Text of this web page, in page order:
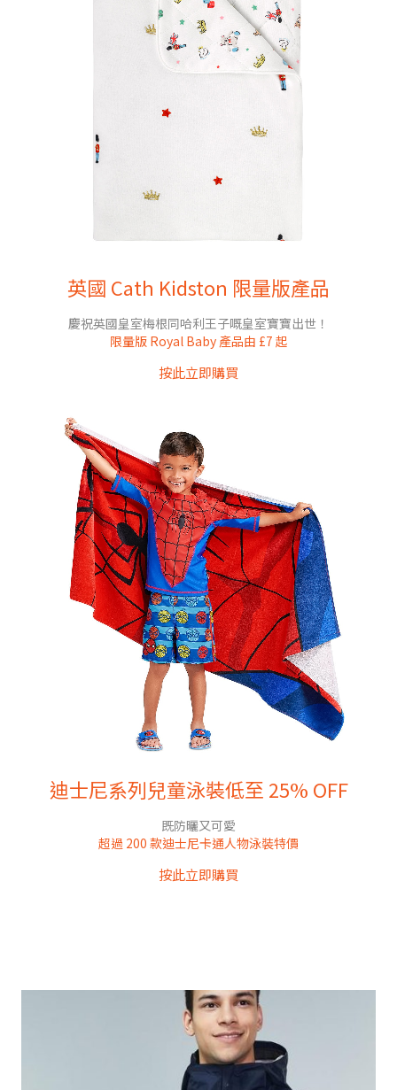
英國 Cath Kidston 限量版產品
慶祝英國皇室梅根同哈利王子嘅皇室寶寶出世！
限量版 Royal Baby 產品由 £7 起
按此立即購買
迪士尼系列兒童泳裝低至 25% OFF
既防曬又可愛
超過 200 款迪士尼卡通人物泳裝特價
按此立即購買